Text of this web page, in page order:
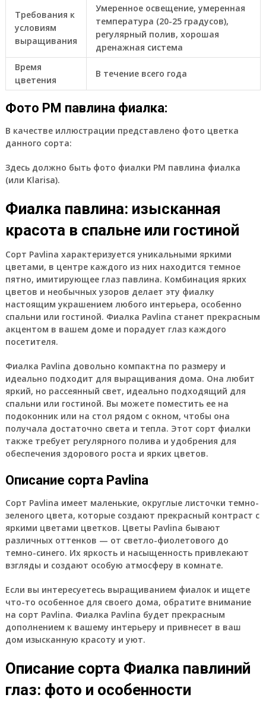
Требования к
условиям
выращивания
Умеренное освещение, умеренная
температура (20-25 градусов),
регулярный полив, хорошая
дренажная система
Время
цветения
В течение всего года
Фото РМ павлина фиалка:
В качестве иллюстрации представлено фото цветка
данного сорта:
Здесь должно быть фото фиалки РМ павлина фиалка
(или Klarisa).
Фиалка павлина: изысканная
красота в спальне или гостиной
Сорт Pavlina характеризуется уникальными яркими
цветами, в центре каждого из них находится темное
пятно, имитирующее глаз павлина. Комбинация ярких
цветов и необычных узоров делает эту фиалку
настоящим украшением любого интерьера, особенно
спальни или гостиной. Фиалка Pavlina станет прекрасным
акцентом в вашем доме и порадует глаз каждого
посетителя.
Фиалка Pavlina довольно компактна по размеру и
идеально подходит для выращивания дома. Она любит
яркий, но рассеянный свет, идеально подходящий для
спальни или гостиной. Вы можете поместить ее на
подоконник или на стол рядом с окном, чтобы она
получала достаточно света и тепла. Этот сорт фиалки
также требует регулярного полива и удобрения для
обеспечения здорового роста и ярких цветов.
Описание сорта Pavlina
Сорт Pavlina имеет маленькие, округлые листочки темно-
зеленого цвета, которые создают прекрасный контраст с
яркими цветами цветков. Цветы Pavlina бывают
различных оттенков — от светло-фиолетового до
темно-синего. Их яркость и насыщенность привлекают
взгляды и создают особую атмосферу в комнате.
Если вы интересуетесь выращиванием фиалок и ищете
что-то особенное для своего дома, обратите внимание
на сорт Pavlina. Фиалка Pavlina будет прекрасным
дополнением к вашему интерьеру и привнесет в ваш
дом изысканную красоту и уют.
Описание сорта Фиалка павлиний
глаз: фото и особенности